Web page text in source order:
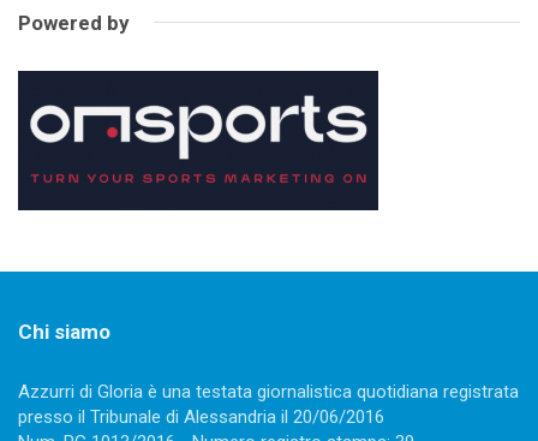
Powered by
Chi siamo
Azzurri di Gloria è una testata giornalistica quotidiana registrata
presso il Tribunale di Alessandria il 20/06/2016